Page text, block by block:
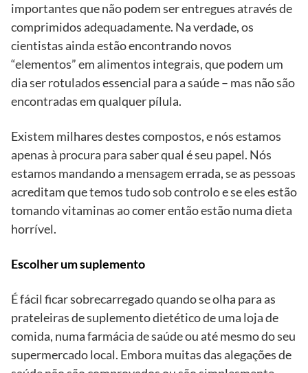
importantes que não podem ser entregues através de
comprimidos adequadamente. Na verdade, os
cientistas ainda estão encontrando novos
“elementos” em alimentos integrais, que podem um
dia ser rotulados essencial para a saúde – mas não são
encontradas em qualquer pílula.
Existem milhares destes compostos, e nós estamos
apenas à procura para saber qual é seu papel. Nós
estamos mandando a mensagem errada, se as pessoas
acreditam que temos tudo sob controlo e se eles estão
tomando vitaminas ao comer então estão numa dieta
horrível.
Escolher um suplemento
É fácil ficar sobrecarregado quando se olha para as
prateleiras de suplemento dietético de uma loja de
comida, numa farmácia de saúde ou até mesmo do seu
supermercado local. Embora muitas das alegações de